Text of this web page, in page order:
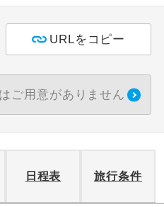
URLをコピー
ご用意がありません
日程表 旅行条件